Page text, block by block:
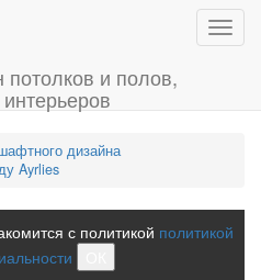
дизайна
Ayrlies
с политикой политикой